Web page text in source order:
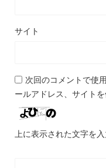
サイト
次回のコメントで使
ールアドレス、サイトを
上に表示された文字を